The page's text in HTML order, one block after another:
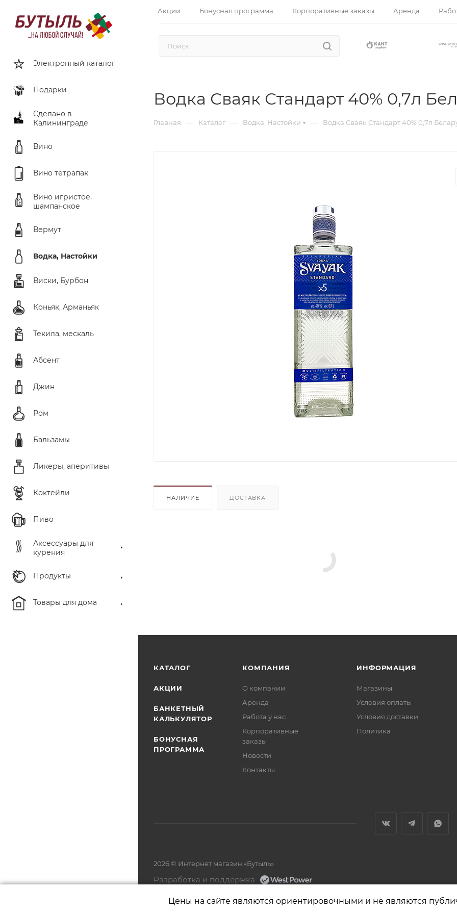
Акции Бонусная программа Корпоративные заказы Аренда
Электронный каталог
Подарки
Сделано в
Калининграде
Вино
Вино тетрапак
Вино игристое,
шампанское
Вермут
Водка, Настойки
Виски, Бурбон
Коньяк, Арманьяк
Текила, мескаль
Абсент
Джин
Ром
Бальзамы
Ликеры, аперитивы
Коктейли
Пиво
Аксессуары для
курения
Продукты
Товары для дома
Водка Сваяк Стандарт 40% 0,7л
Главная — Каталог — Водка, Настойки — Водка Сваяк Стандарт 40% 0,7л
НАЛИЧИЕ ДОСТАВКА
КАТАЛОГ
АКЦИИ
БАНКЕТНЫЙ
КАЛЬКУЛЯТОР
БОНУСНАЯ
ПРОГРАММА
КОМПАНИЯ
О компании
Аренда
Работа у нас
Корпоративные
заказы
Новости
Контакты
ИНФОРМАЦИЯ
Магазины
Условия оплаты
Условия доставки
Политика
2026 © Интернет магазин «Бутыль»
Разработка и поддержка
Цены на сайте являются ориентировочными и не являются